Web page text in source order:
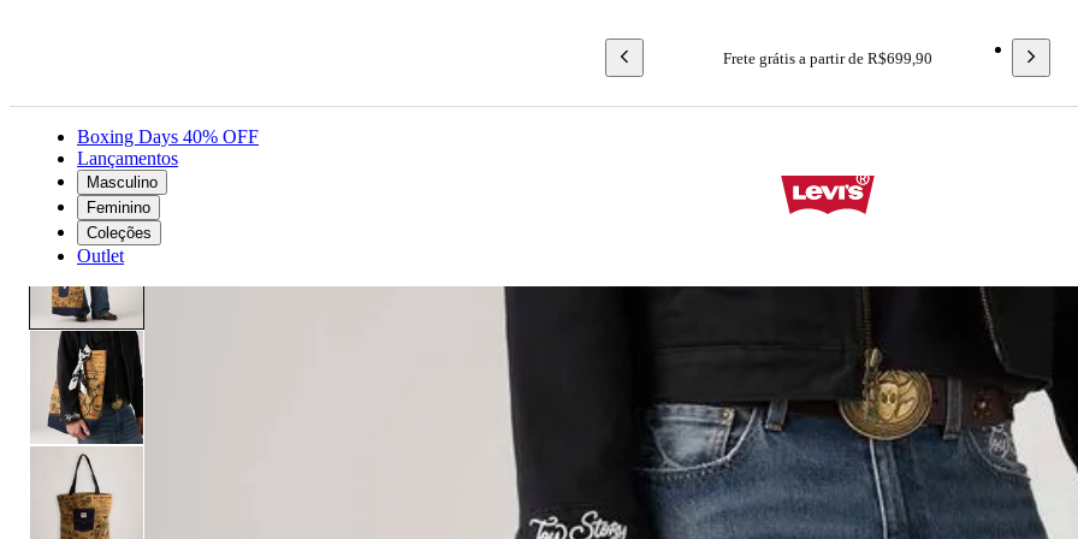
Frete grátis a partir de R$699,90
Boxing Days 40% OFF
Lançamentos
Masculino
Feminino
Coleções
Outlet
Acessórios